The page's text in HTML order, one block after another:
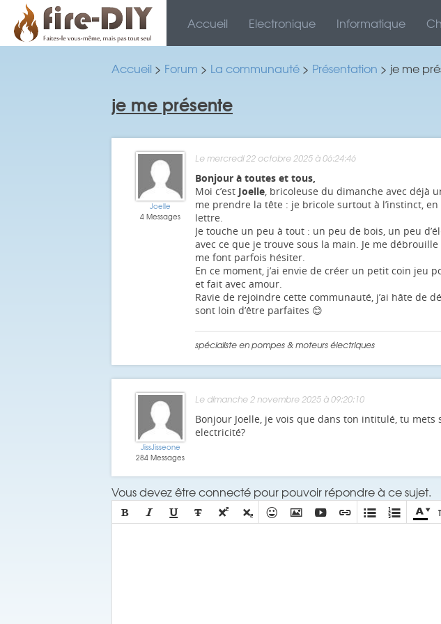
Accueil Electronique Informatique
Accueil > Forum > La communauté > Présentation > je me
je me présente
Joelle
4 Messages
Le mercredi 22 octobre 2025 à 06:24:46
Bonjour à toutes et tous,
Moi c’est Joelle, bricoleuse du dimanche avec déjà
me prendre la tête : je bricole surtout à l’instinct,
lettre.
Je touche un peu à tout : un peu de bois, un peu
avec ce que je trouve sous la main. Je me
me font parfois hésiter.
En ce moment, j’ai envie de créer un petit coin jeu
et fait avec amour.
Ravie de rejoindre cette communauté, j’ai hâte de
sont loin d’être parfaites 😊
spécialiste en pompes & moteurs électriques
JissJisseone
284 Messages
Le dimanche 2 novembre 2025 à 09:20:10
Bonjour Joelle, je vois que dans ton intitulé, tu
electricité?
Vous devez être connecté pour pouvoir répondre à ce sujet.
            